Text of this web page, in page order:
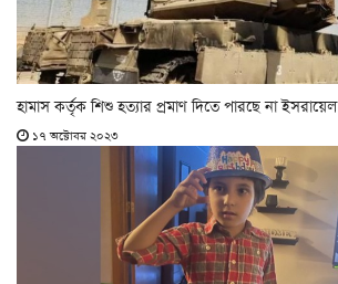
হামাস কর্তৃক শিশু হত্যার প্রমাণ দিতে পারছে না ইসরায়েল
১৭ অক্টোবর ২০২৩